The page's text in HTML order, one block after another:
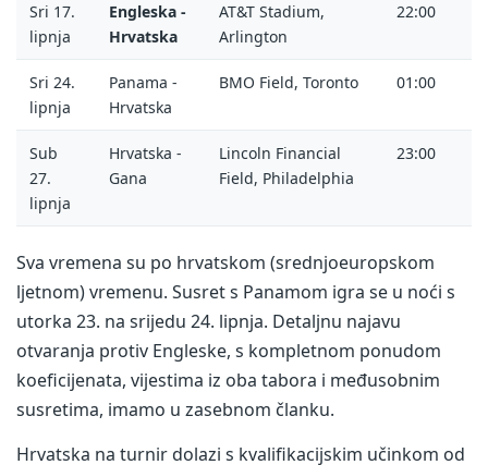
Sri 17.
lipnja
Engleska -
Hrvatska
AT&T Stadium,
Arlington
22:00
Sri 24.
lipnja
Panama -
Hrvatska
BMO Field, Toronto 01:00
Sub
27.
lipnja
Hrvatska -
Gana
Lincoln Financial
Field, Philadelphia
23:00
Sva vremena su po hrvatskom (srednjoeuropskom
ljetnom) vremenu. Susret s Panamom igra se u noći s
utorka 23. na srijedu 24. lipnja. Detaljnu najavu
otvaranja protiv Engleske, s kompletnom ponudom
koeficijenata, vijestima iz oba tabora i međusobnim
susretima, imamo u zasebnom članku.
Hrvatska na turnir dolazi s kvalifikacijskim učinkom od